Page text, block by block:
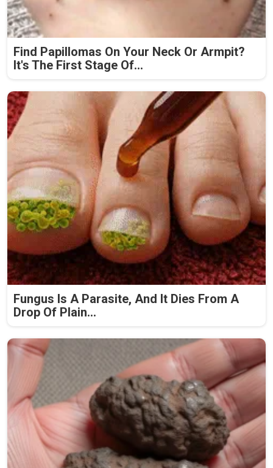
Find Papillomas On Your Neck Or Armpit?
It's The First Stage Of...
Fungus Is A Parasite, And It Dies From A
Drop Of Plain...